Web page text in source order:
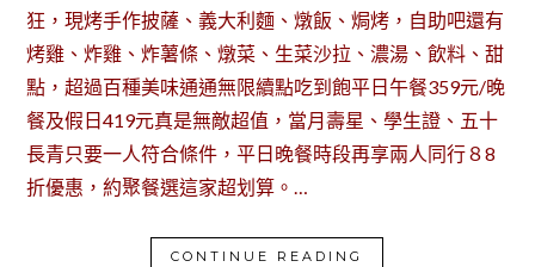
狂，現烤手作披薩、義大利麵、燉飯、焗烤，自助吧還有
烤雞、炸雞、炸薯條、燉菜、生菜沙拉、濃湯、飲料、甜
點，超過百種美味通通無限續點吃到飽平日午餐359元/晚
餐及假日419元真是無敵超值，當月壽星、學生證、五十
長青只要一人符合條件，平日晚餐時段再享兩人同行８8
折優惠，約聚餐選這家超划算。…
CONTINUE READING